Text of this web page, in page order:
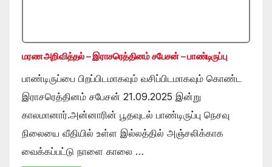
மரண அறிவித்தல் – இராசரெத்தினம் சபேசன் – பாண்டிருப்பு
பாண்டிருப்பை பிறப்பிடமாகவும் வசிப்பிடமாகவும் கொண்ட
இராசரெத்தினம் சபேசன் 21.09.2025 இன்று
காலமானார்.அன்னாரின் பூதவுடல் பாண்டிருப்பு நெசவு
நிலையை வீதியில் உள்ள இல்லத்தில் அஞ்சலிக்காக
வைக்கப்பட்டு நாளை காலை …